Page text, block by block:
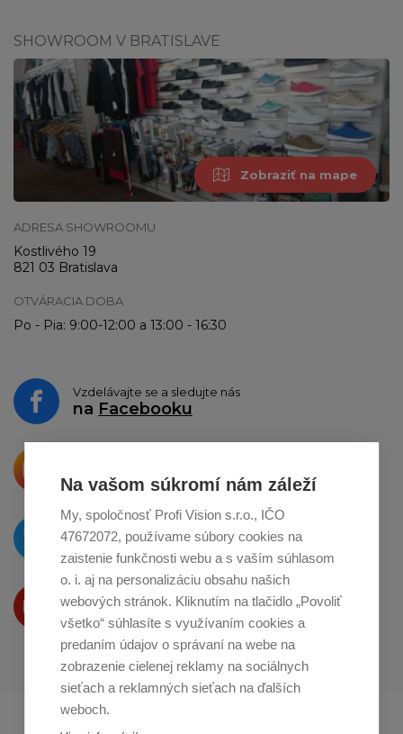
SHOWROOM V BRATISLAVE
Zobraziť na mape
ADRESA SHOWROOMU
Kostlivého 19
821 03 Bratislava
OTVÁRACIA DOBA
Po - Pia: 9:00-12:00 a 13:00 - 16:30
Vzdelávajte se a sledujte nás
na Facebooku
o zdieľanie naInstagrame
O novinkách píšeme
naTwitteri
Produkty Vám predstavujeme
na Youtube
Profikuchař.cz
Na vašom súkromí nám záleží
My, spoločnosť Profi Vision s.r.o., IČO
47672072, používame súbory cookies na
zaistenie funkčnosti webu a s vaším súhlasom
o. i. aj na personalizáciu obsahu našich
webových stránok. Kliknutím na tlačidlo „Povoliť
všetko“ súhlasíte s využívaním cookies a
predaním údajov o správaní na webe na
zobrazenie cielenej reklamy na sociálnych
sieťach a reklamných sieťach na ďalších
weboch.